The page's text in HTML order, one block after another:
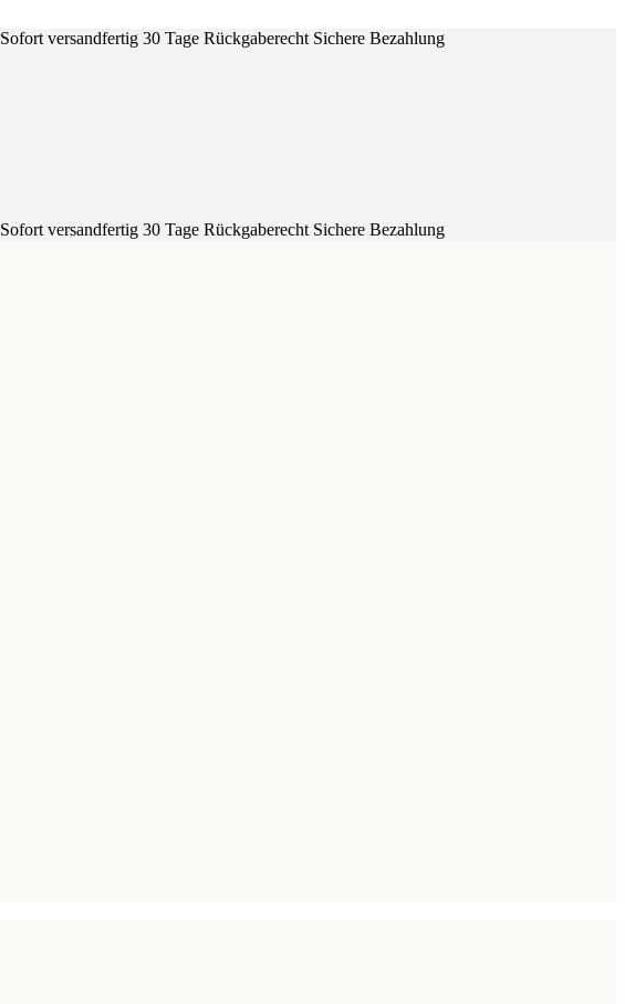
Sofort versandfertig 30 Tage Rückgaberecht Sichere Bezahlung
Sofort versandfertig 30 Tage Rückgaberecht Sichere Bezahlung